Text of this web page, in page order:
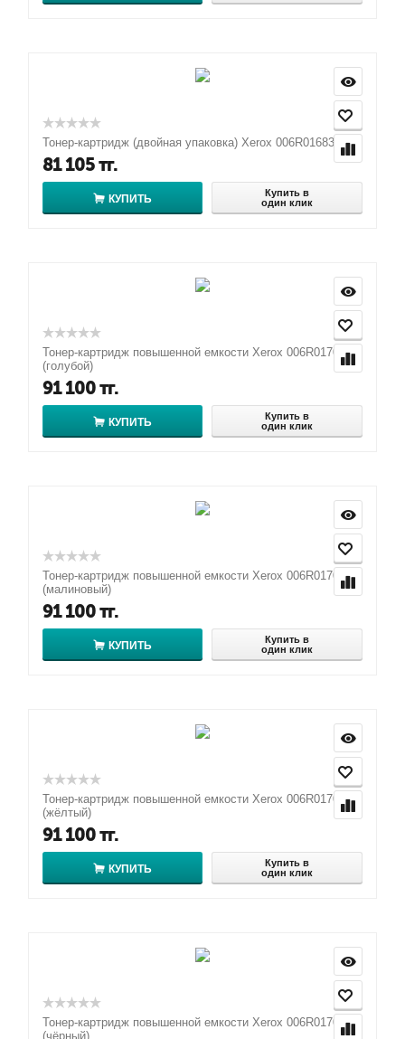
Тонер-картридж (двойная упаковка) Xerox 006R01683
81 105тг.
КУПИТЬ
Купить в
один клик
Тонер-картридж повышенной емкости Xerox 006R01702
(голубой)
91 100тг.
КУПИТЬ
Купить в
один клик
Тонер-картридж повышенной емкости Xerox 006R01703
(малиновый)
91 100тг.
КУПИТЬ
Купить в
один клик
Тонер-картридж повышенной емкости Xerox 006R01704
(жёлтый)
91 100тг.
КУПИТЬ
Купить в
один клик
Тонер-картридж повышенной емкости Xerox 006R01701
(чёрный)